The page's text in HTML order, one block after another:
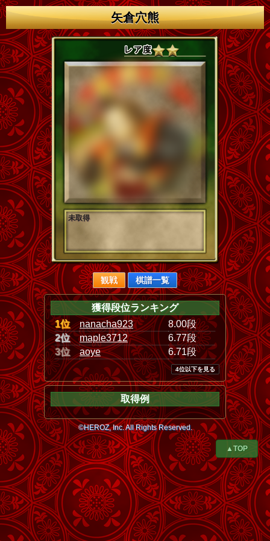
矢倉穴熊
未取得
観戦 棋譜一覧
獲得段位ランキング
1位
nanacha923
8.00段
2位
maple3712
6.77段
3位
aoye 6.71段
4位以下を見る
取得例
©HEROZ, Inc. All Rights Reserved.
▲TOP